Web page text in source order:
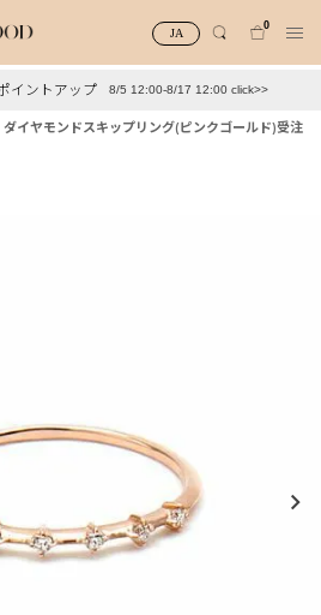
JA
0
セ）
イントアップ 8/5 12:00-8/17 12:00 click>>
ダイヤモンドスキップリング(ピンクゴールド)受注